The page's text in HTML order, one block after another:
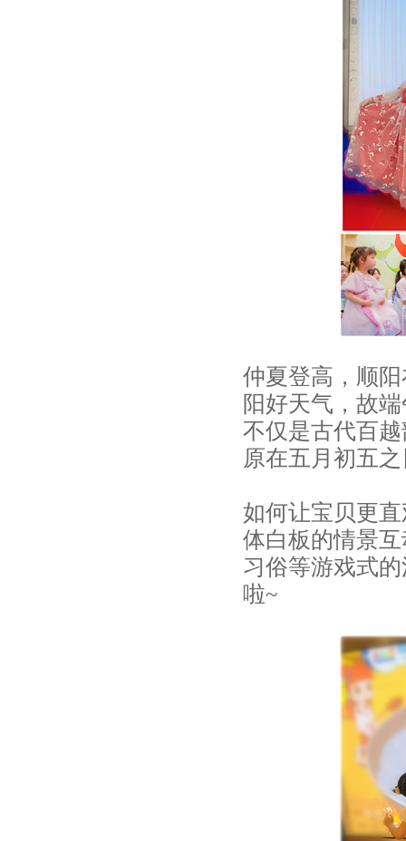
仲夏登高，顺
阳好天气，故
不仅是古代百
原在五月初五
如何让宝贝更
体白板的情景
习俗等游戏式
啦~